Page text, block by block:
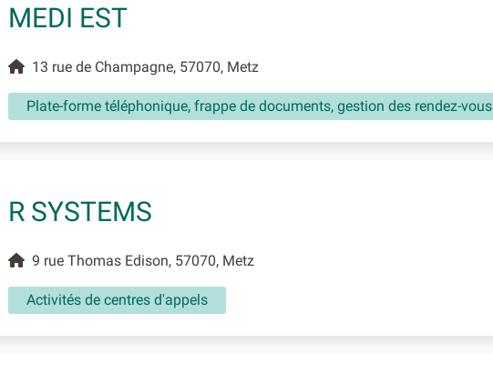
MEDI EST
13 rue de Champagne, 57070, Metz
Plate-forme téléphonique, frappe de documents, gestion des rendez-vous
R SYSTEMS
9 rue Thomas Edison, 57070, Metz
Activités de centres d'appels